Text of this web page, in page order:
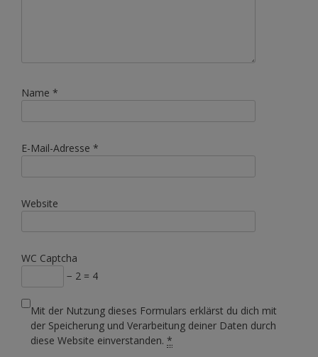
Name *
E-Mail-Adresse *
Website
WC Captcha
− 2 = 4
Mit der Nutzung dieses Formulars erklärst du dich mit
der Speicherung und Verarbeitung deiner Daten durch
diese Website einverstanden. *